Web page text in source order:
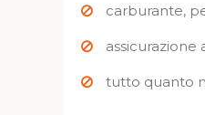
carburante,
tutto quanto